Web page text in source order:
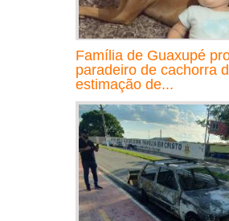
Família de Guaxupé
paradeiro de cachorra
estimação de...